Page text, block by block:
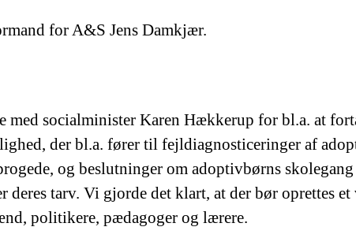
for A&S Jens Damkjær.
socialminister Karen Hækkerup for bl.a. at
der bl.a. fører til fejldiagnosticeringer af
og beslutninger om adoptivbørns
deres tarv. Vi gjorde det klart, at der bør oprettes
politikere, pædagoger og lærere.